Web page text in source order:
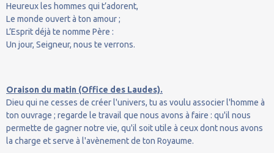
Heureux les hommes qui t’adorent,
Le monde ouvert à ton amour ;
L’Esprit déjà te nomme Père :
Un jour, Seigneur, nous te verrons.
Oraison du matin (Office des Laudes).
Dieu qui ne cesses de créer l'univers, tu as voulu associer l'homme à
ton ouvrage ; regarde le travail que nous avons à faire : qu'il nous
permette de gagner notre vie, qu'il soit utile à ceux dont nous avons
la charge et serve à l'avènement de ton Royaume.